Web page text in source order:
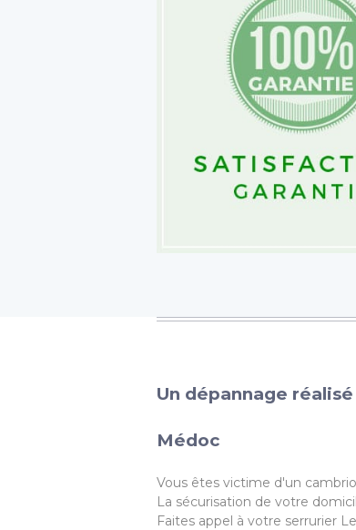
Un dépannage
Médoc
Vous êtes victime d'un
La sécurisation de votre
Faites appel à votre serrurier